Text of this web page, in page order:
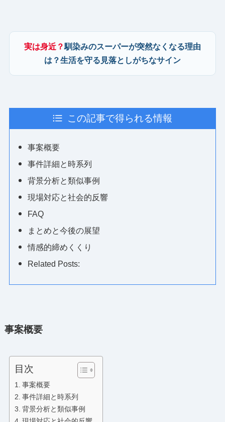
実は身近？馴染みのスーパーが突然なくなる理由
は？生活を守る見落としがちなサイン
この記事で得られる情報
事案概要
事件詳細と時系列
背景分析と類似事例
現場対応と社会的反響
FAQ
まとめと今後の展望
情感的締めくくり
Related Posts:
事案概要
目次
事案概要
事件詳細と時系列
背景分析と類似事例